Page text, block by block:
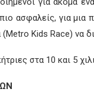
ασφαλείς, για
Kids Race) να
στα 10 και 5